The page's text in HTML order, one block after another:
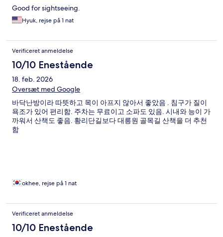
Good for sightseeing.
Hyuk, rejse på 1 nat
Verificeret anmeldelse
10/10 Enestående
18. feb. 2026
Oversæt med Google
바닥난방이라 따뜻하고 목이 아프지 않아서 좋았음 . 침구가 질이
욕조가 있어 편리함. 주차는 무료이고 소파도 있음. 시내와 능이 가
까워서 산책도 좋음. 황리단길보다 대릉원 골목길 산책을 더 추천
함
okhee, rejse på 1 nat
Verificeret anmeldelse
10/10 Enestående